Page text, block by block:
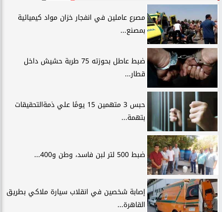
مصرع عاملين في انفجار خزان مواد كيميائية
بمصنع...
ضبط عاطل بحوزته 75 طربة حشيش داخل
قطار...
حبس 3 متهمين 15 يومًا علي ذمةالتحقيقات
بتهمة...
ضبط 500 لتر لبن فاسد، وطن و400...
إصابة شخصين في انقلاب سيارة ملاكي بطريق
القاهرة...